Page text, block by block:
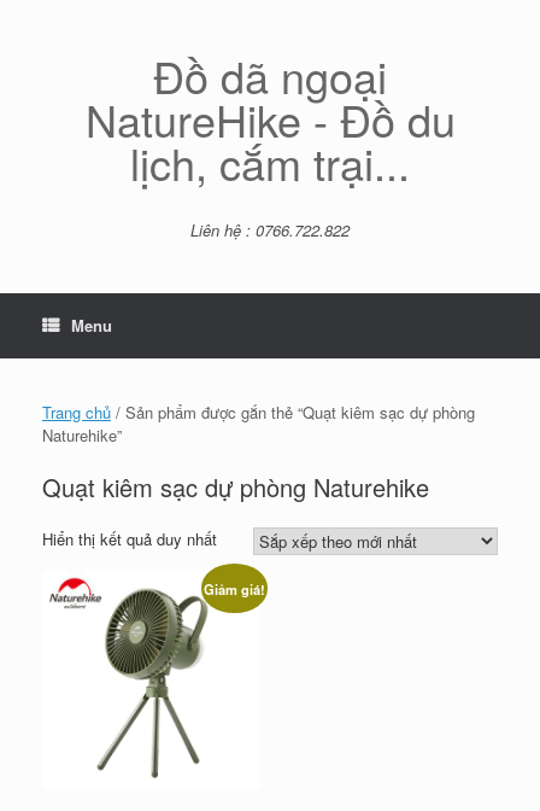
Đồ dã ngoại
NatureHike - Đồ du
lịch, cắm trại...
Liên hệ : 0766.722.822
Menu
Trang chủ / Sản phẩm được gắn thẻ “Quạt kiêm sạc dự phòng
Naturehike”
Quạt kiêm sạc dự phòng Naturehike
Hiển thị kết quả duy nhất
Giảm giá!